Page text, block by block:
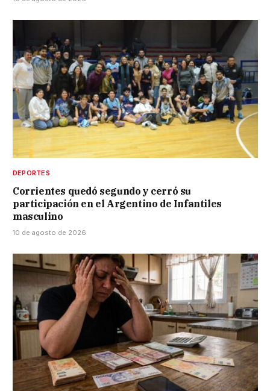
DEPORTES
Corrientes quedó segundo y cerró su
participación en el Argentino de Infantiles
masculino
10 de agosto de 2026